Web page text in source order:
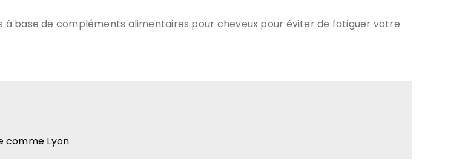
base de compléments alimentaires pour cheveux pour éviter de fatiguer votre
comme Lyon